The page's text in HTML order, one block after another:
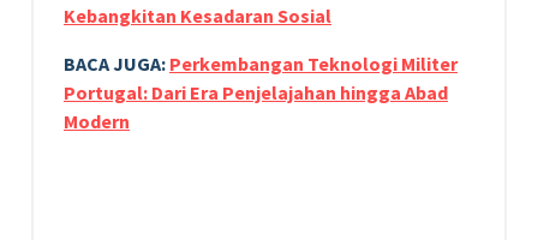
Kebangkitan Kesadaran Sosial
BACA JUGA: Perkembangan Teknologi Militer
Portugal: Dari Era Penjelajahan hingga Abad
Modern